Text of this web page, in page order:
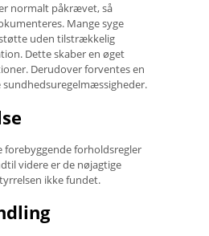
normalt påkrævet, så
Mange syge
uden tilstrækkelig
Dette skaber en øget
Derudover forventes en
sundhedsuregelmæssigheder.
forebyggende forholdsregler
videre er de nøjagtige
ikke fundet.